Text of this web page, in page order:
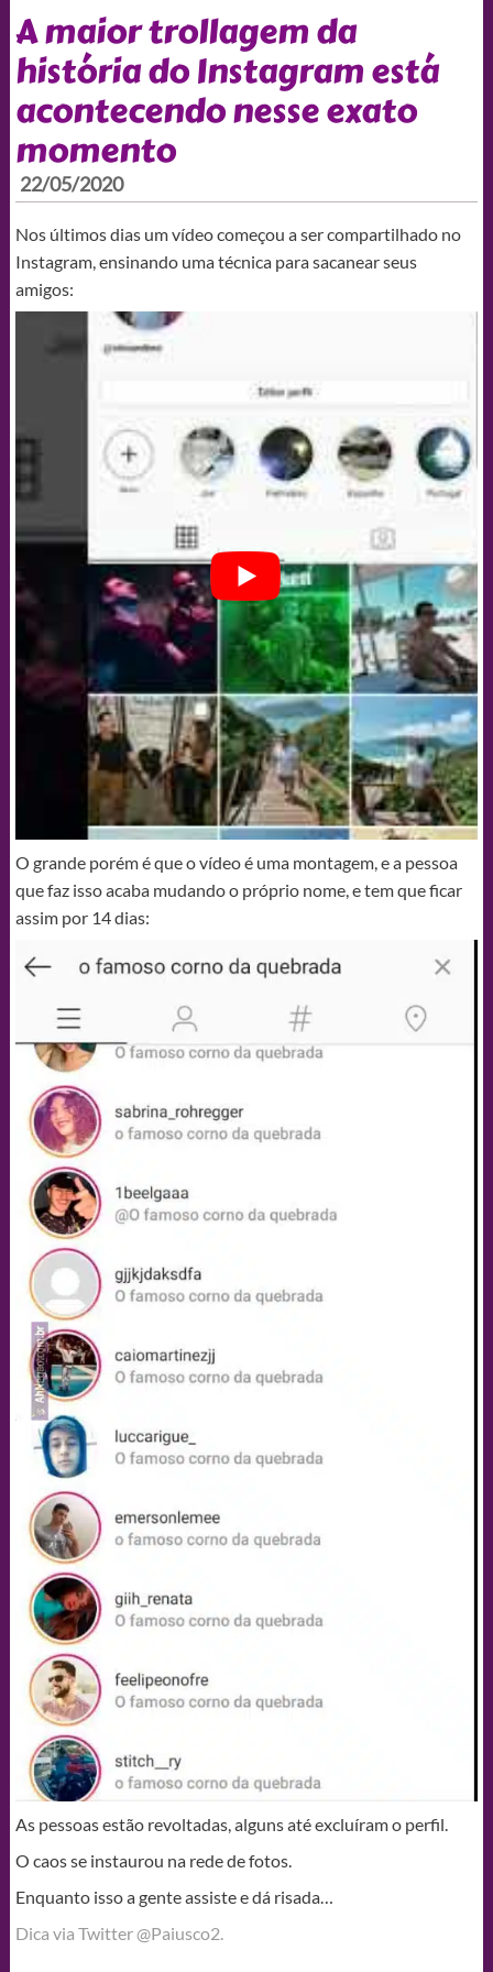
A maior trollagem da
história do Instagram está
acontecendo nesse exato
momento
22/05/2020
Nos últimos dias um vídeo começou a ser compartilhado no
Instagram, ensinando uma técnica para sacanear seus
amigos:
O grande porém é que o vídeo é uma montagem, e a pessoa
que faz isso acaba mudando o próprio nome, e tem que ficar
assim por 14 dias:
As pessoas estão revoltadas, alguns até excluíram o perfil.
O caos se instaurou na rede de fotos.
Enquanto isso a gente assiste e dá risada…
Dica via Twitter @Paiusco2.